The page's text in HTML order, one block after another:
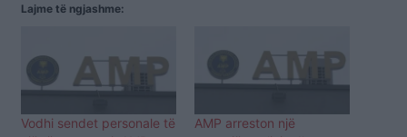
Lajme të ngjashme:
Vodhi sendet personale të
AMP arreston një